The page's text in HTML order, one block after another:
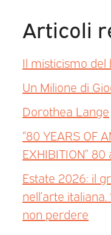
Articoli
Il misticismo del
Un Milione di
Dorothea Lange
“80 YEARS OF
EXHIBITION”
Estate 2026: il
nell’arte
non perdere